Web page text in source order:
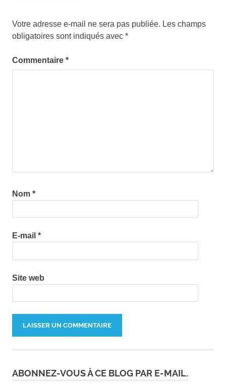
Votre adresse e-mail ne sera pas publiée. Les champs
obligatoires sont indiqués avec *
Commentaire *
Nom *
E-mail *
Site web
ABONNEZ-VOUS À CE BLOG PAR E-MAIL.